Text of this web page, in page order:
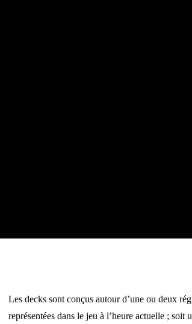
Les decks sont conçus autour d’une ou deux
représentées dans le jeu à l’heure actuelle ; soit